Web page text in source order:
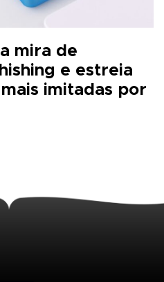
mira de
e estreia
imitadas por